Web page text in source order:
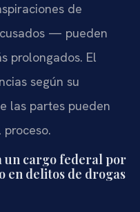
de
— pueden
prolongados. El
según su
las partes pueden
un cargo federal por
en delitos de drogas